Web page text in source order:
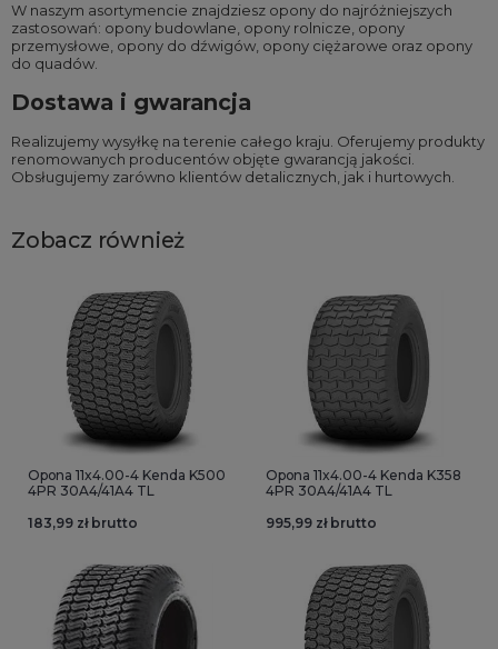
W naszym asortymencie znajdziesz opony do najróżniejszych
zastosowań: opony budowlane opony rolnicze opony
przemysłowe opony do dźwigów opony ciężarowe oraz opony
do quadów
Dostawa i gwarancja
Realizujemy wysyłkę na terenie całego kraju. Oferujemy produkty
renomowanych producentów objęte gwarancją jakości.
Obsługujemy zarówno klientów detalicznych, jak i hurtowych.
Zobacz również
Opona 11x4.00-4 Kenda K500
4PR 30A4/41A4 TL
183,99 zł brutto
Opona 11x4.00-4 Kenda K358
4PR 30A4/41A4 TL
995,99 zł brutto